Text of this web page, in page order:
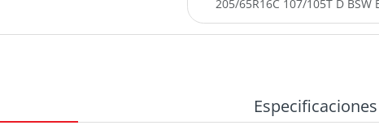
Especificaciones